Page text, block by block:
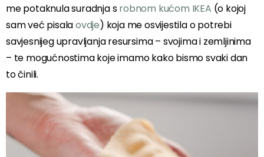
me potaknula suradnja srobnom kućom IKEA (o kojoj
sam već pisalaovdje) koja me osvijestila o potrebi
savjesnijeg upravljanja resursima – svojima i zemljinima
– te mogućnostima koje imamo kako bismo svaki dan
to činili.